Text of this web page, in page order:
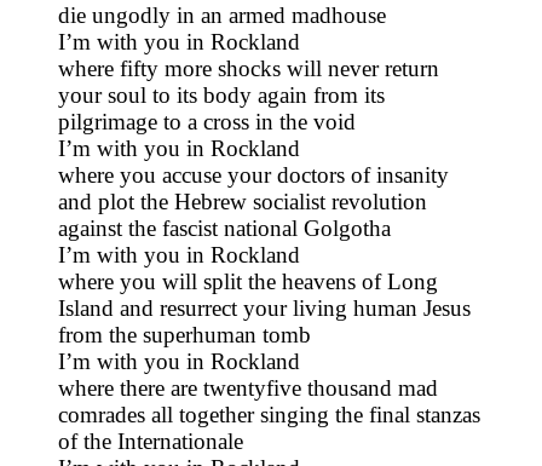
die ungodly in an armed madhouse
I’m with you in Rockland
where fifty more shocks will never return
your soul to its body again from its
pilgrimage to a cross in the void
I’m with you in Rockland
where you accuse your doctors of insanity
and plot the Hebrew socialist revolution
against the fascist national Golgotha
I’m with you in Rockland
where you will split the heavens of Long
Island and resurrect your living human Jesus
from the superhuman tomb
I’m with you in Rockland
where there are twentyfive thousand mad
comrades all together singing the final stanzas
of the Internationale